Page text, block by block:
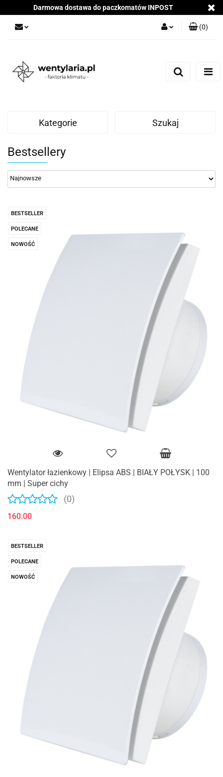
Darmowa dostawa do paczkomatów INPOST
(0)
Kategorie Szukaj
Bestsellery
BESTSELLER
POLECANE
NOWOŚĆ
Wentylator łazienkowy | Elipsa ABS | BIAŁY POŁYSK | 100
mm | Super cichy
(0)
160.00
BESTSELLER
POLECANE
NOWOŚĆ